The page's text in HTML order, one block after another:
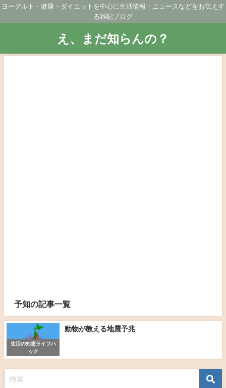
ヨーグルト・健康・ダイエットを中心に生活情報・ニュースなどをお伝えす
る雑記ブログ
え、まだ知らんの？
予知の記事一覧
生活の知恵ライフハ
ック
動物が教える地震予兆